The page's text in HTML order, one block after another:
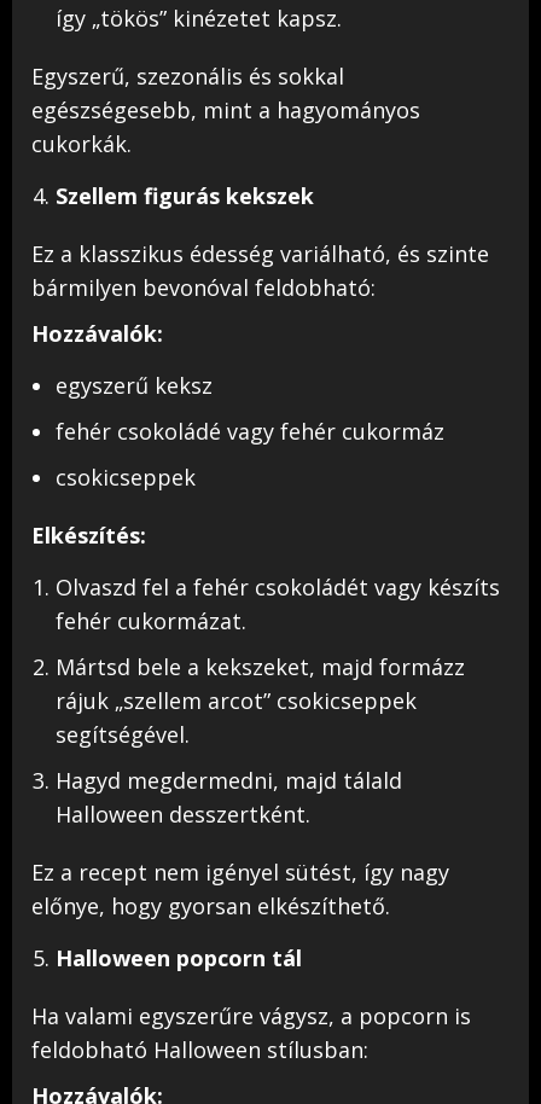
így „tökös” kinézetet kapsz.
Egyszerű, szezonális és sokkal
egészségesebb, mint a hagyományos
cukorkák.
Szellem figurás kekszek
Ez a klasszikus édesség variálható, és szinte
bármilyen bevonóval feldobható:
Hozzávalók:
egyszerű keksz
fehér csokoládé vagy fehér cukormáz
csokicseppek
Elkészítés:
Olvaszd fel a fehér csokoládét vagy készíts
fehér cukormázat.
Mártsd bele a kekszeket, majd formázz
rájuk „szellem arcot” csokicseppek
segítségével.
Hagyd megdermedni, majd tálald
Halloween desszertként.
Ez a recept nem igényel sütést, így nagy
előnye, hogy gyorsan elkészíthető.
Halloween popcorn tál
Ha valami egyszerűre vágysz, a popcorn is
feldobható Halloween stílusban:
Hozzávalók: